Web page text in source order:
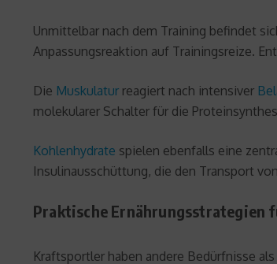
Unmittelbar nach dem Training befindet
Anpassungsreaktion auf Trainingsreize.
Die Muskulatur reagiert nach intensiver
molekularer Schalter für die
Kohlenhydrate spielen ebenfalls eine
Insulinausschüttung, die den Transport
Praktische Ernährungsstrategien
Kraftsportler haben andere Bedürfnisse